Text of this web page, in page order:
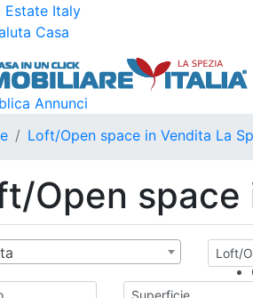
Estate Italy
Casa
Annunci
Loft/Open space in Vendita La
Open space
Loft/
Superficie